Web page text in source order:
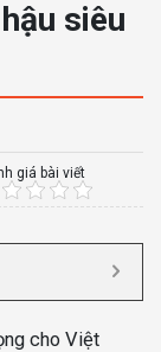
siêu
giá bài viết
cho Việt